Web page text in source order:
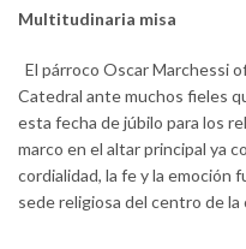
Multitudinaria misa
El párroco Oscar Marchessi
Catedral ante muchos fieles
esta fecha de júbilo para los
marco en el altar principal ya
cordialidad, la fe y la emoción
sede religiosa del centro de la